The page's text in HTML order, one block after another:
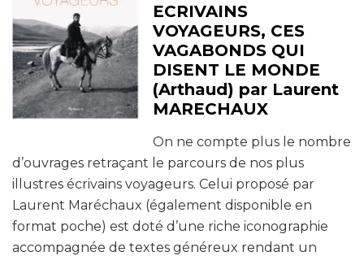
ECRIVAINS
VOYAGEURS, CES
VAGABONDS QUI
DISENT LE MONDE
(Arthaud) par Laurent
MARECHAUX
On ne compte plus le nombre
d’ouvrages retraçant le parcours de nos plus
illustres écrivains voyageurs. Celui proposé par
Laurent Maréchaux (également disponible en
format poche) est doté d’une riche iconographie
accompagnée de textes généreux rendant un